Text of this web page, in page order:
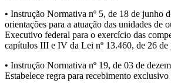
• Instrução Normativa nº 5, de 18 de junho
orientações para a atuação das unidades de
Executivo federal para o exercício das
capítulos III e IV da Lei nº 13.460, de 26 de
• Instrução Normativa nº 19, de 03 de
Estabelece regra para recebimento exclusivo